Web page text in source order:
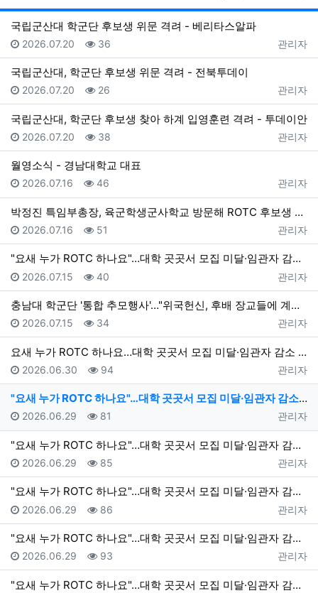
웹진 스타일
갤러리게
국립군산대 학군단 후보생 위문 격려 - 베리타스알파
등록자
관리자
등록일
2026.07.20 조회
36
국립군산대, 학군단 후보생 위문 격려 - 전북투데이
등록자
관리자
등록일
2026.07.20 조회
26
국립군산대, 학군단 후보생 찾아 하계 입영훈련 격려 - 투데이안
등록자
관리자
등록일
2026.07.20 조회
38
월영소식 - 경남대학교 대표
등록자
관리자
등록일
2026.07.16 조회
46
박정진 특임부총장, 육군학생군사학교 방문해 ROTC 후보생 격려 - 경남대학교 대표
등록자
관리자
등록일
2026.07.16 조회
51
"요새 누가 ROTC 하나요"…대학 곳곳서 모집 미달·임관자 감소 - v.daum.net
등록자
관리자
등록일
2026.07.15 조회
40
충남대 학군단 '통합 추모행사'…"위국헌신, 후배 장교들에 계승" - v.daum.net
등록자
관리자
등록일
2026.07.15 조회
34
요새 누가 ROTC 하나요…대학 곳곳서 모집 미달·임관자 감소 - MSN
등록자
관리자
등록일
2026.06.30 조회
94
"요새 누가 ROTC 하나요"…대학 곳곳서 모집 미달·임관자 감소 - v.daum.net
등록자
관리자
등록일
2026.06.29 조회
81
"요새 누가 ROTC 하나요"…대학 곳곳서 모집 미달·임관자 감소 - v.daum.net
등록자
관리자
등록일
2026.06.29 조회
85
"요새 누가 ROTC 하나요"…대학 곳곳서 모집 미달·임관자 감소 - v.daum.net
등록자
관리자
등록일
2026.06.29 조회
86
"요새 누가 ROTC 하나요"…대학 곳곳서 모집 미달·임관자 감소 - 대전일보
등록자
관리자
등록일
2026.06.29 조회
93
"요새 누가 ROTC 하나요"…대학 곳곳서 모집 미달·임관자 감소 - 대전일보